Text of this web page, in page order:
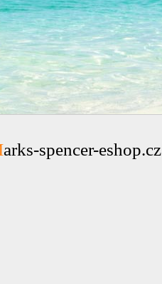
Marks-spencer-eshop.cz